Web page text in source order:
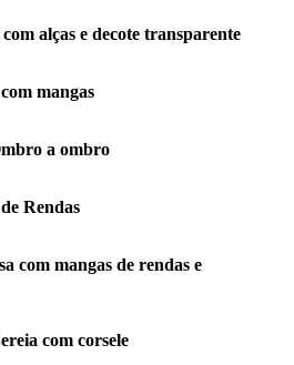
alças e decote transparente
mangas
a ombro
Rendas
com mangas de rendas e
com corsele